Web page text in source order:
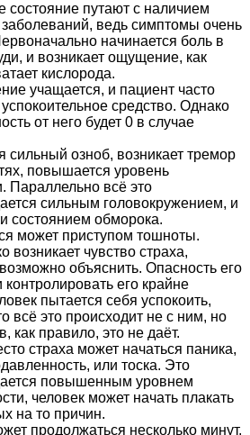
состояние путают с наличием
ведь симптомы очень
начинается боль в
и возникает ощущение, как
кислорода.
учащается, и пациент часто
средство. Однако
от него будет 0 в случае
сильный озноб, возникает тремор
повышается уровень
Параллельно всё это
сильным головокружением, и
состоянием обморока.
может приступом тошноты.
возникает чувство страха,
объяснить. Опасность его
контролировать его крайне
пытается себя успокоить,
всё это происходит не с ним, но
как правило, это не даёт.
страха может начаться паника,
или тоска. Это
повышенным уровнем
человек может начать плакать
на то причин.
продолжаться несколько минут,